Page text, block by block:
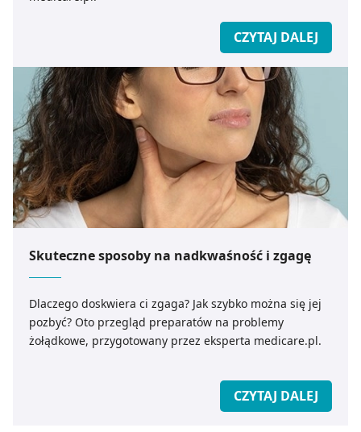
CZYTAJ DALEJ
Skuteczne sposoby na nadkwaśność i zgagę
Dlaczego doskwiera ci zgaga? Jak szybko można się jej
pozbyć? Oto przegląd preparatów na problemy
żołądkowe, przygotowany przez eksperta medicare.pl.
CZYTAJ DALEJ